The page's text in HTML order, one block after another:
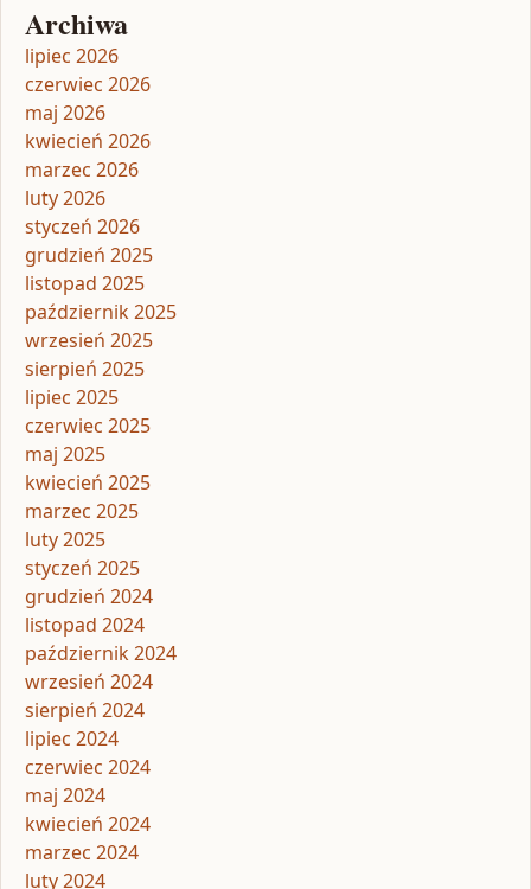
Archiwa
lipiec 2026
czerwiec 2026
maj 2026
kwiecień 2026
marzec 2026
luty 2026
styczeń 2026
grudzień 2025
listopad 2025
październik 2025
wrzesień 2025
sierpień 2025
lipiec 2025
czerwiec 2025
maj 2025
kwiecień 2025
marzec 2025
luty 2025
styczeń 2025
grudzień 2024
listopad 2024
październik 2024
wrzesień 2024
sierpień 2024
lipiec 2024
czerwiec 2024
maj 2024
kwiecień 2024
marzec 2024
luty 2024